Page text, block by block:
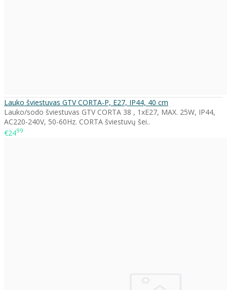
Lauko šviestuvas GTV CORTA-P, E27, IP44, 40 cm
Lauko/sodo šviestuvas GTV CORTA 38 , 1xE27, MAX. 25W, IP44,
AC220-240V, 50-60Hz. CORTA šviestuvų šei..
€2499